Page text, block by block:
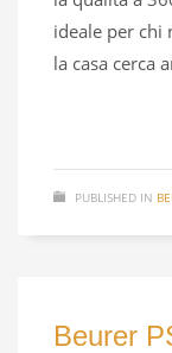
ideale per chi
la casa cerca
PUBLISHED IN
Beurer